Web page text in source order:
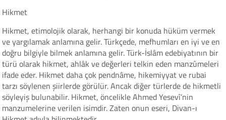
Hikmet
Hikmet, etimolojik olarak, herhangi bir konuda hüküm vermek
ve yargılamak anlamına gelir. Türkçede, mefhumları en iyi ve en
doğru bilgiyle bilmek anlamına gelir. Türk-İslâm edebiyatının bir
türü olarak hikmet, ahlâk ve değerleri telkin eden manzûmeleri
ifade eder. Hikmet daha çok pendnâme, hikemiyyat ve rubai
tarzı söylenen şiirlerde görülür. Ancak diğer türlerde de hikmetli
söyleyiş bulunabilir. Hikmet, öncelikle Ahmed Yesevî’nin
manzumelerine verilen isimdir. Zaten onun eseri, Divan-ı